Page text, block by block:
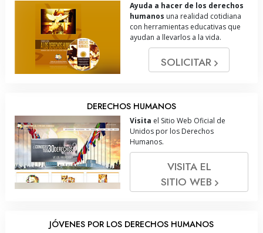
Ayuda a hacer de los derechos
humanos una realidad cotidiana
con herramientas educativas que
ayudan a llevarlos a la vida.
SOLICITAR
DERECHOS HUMANOS
Visita el Sitio Web Oficial de
Unidos por los Derechos
Humanos.
VISITA EL
SITIO WEB
JÓVENES POR LOS DERECHOS HUMANOS